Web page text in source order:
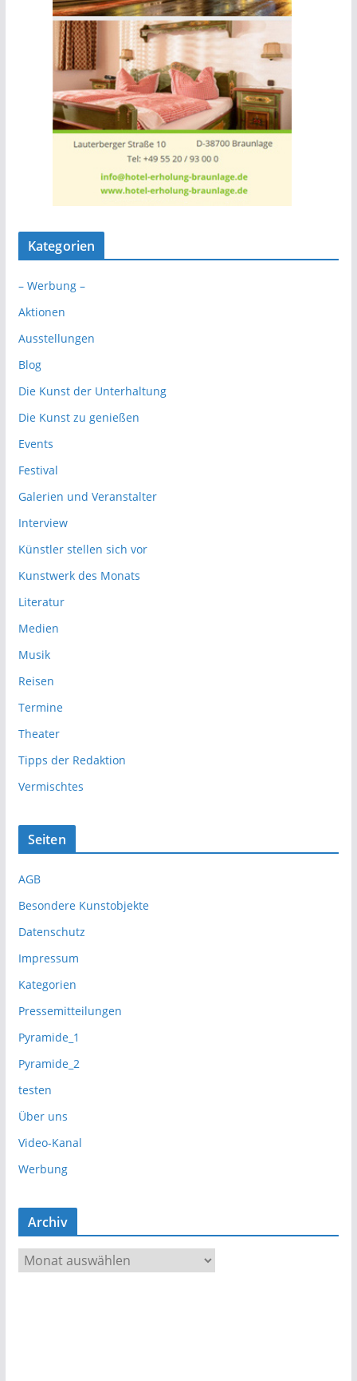
Kategorien
– Werbung –
Aktionen
Ausstellungen
Blog
Die Kunst der Unterhaltung
Die Kunst zu genießen
Events
Festival
Galerien und Veranstalter
Interview
Künstler stellen sich vor
Kunstwerk des Monats
Literatur
Medien
Musik
Reisen
Termine
Theater
Tipps der Redaktion
Vermischtes
Seiten
AGB
Besondere Kunstobjekte
Datenschutz
Impressum
Kategorien
Pressemitteilungen
Pyramide_1
Pyramide_2
testen
Über uns
Video-Kanal
Werbung
Archiv